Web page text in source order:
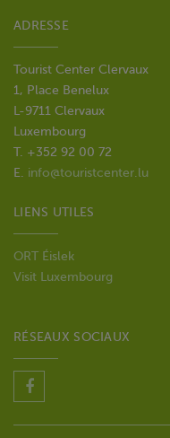
ADRESSE
Tourist Center Clervaux
1, Place Benelux
L-9711 Clervaux
Luxembourg
T. +352 92 00 72
E. info@touristcenter.lu
LIENS UTILES
ORT Éislek
Visit Luxembourg
RÉSEAUX SOCIAUX